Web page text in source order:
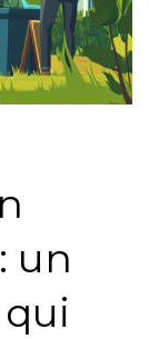
un